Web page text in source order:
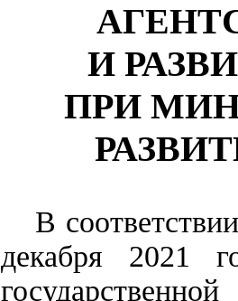
И
ПРИ
В
декабря 2021